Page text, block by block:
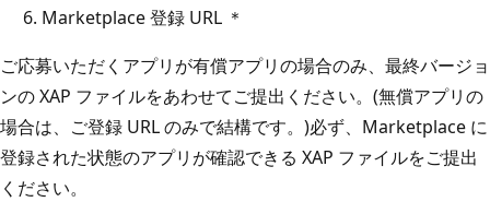
Marketplace 登録 URL ＊
ご応募いただくアプリが有償アプリの場合のみ、最終バージョ
ンの XAP ファイルをあわせてご提出ください。(無償アプリの
場合は、ご登録 URL のみで結構です。)必ず、Marketplace に
登録された状態のアプリが確認できる XAP ファイルをご提出
ください。